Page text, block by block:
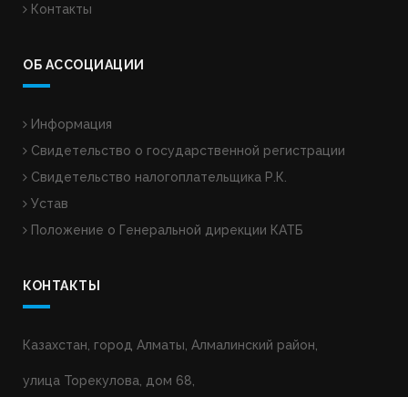
Контакты
ОБ АССОЦИАЦИИ
Информация
Свидетельство о государственной регистрации
Свидетельство налогоплательщика Р.К.
Устав
Положение о Генеральной дирекции КАТБ
КОНТАКТЫ
Казахстан, город Алматы, Алмалинский район,
улица Торекулова, дом 68,